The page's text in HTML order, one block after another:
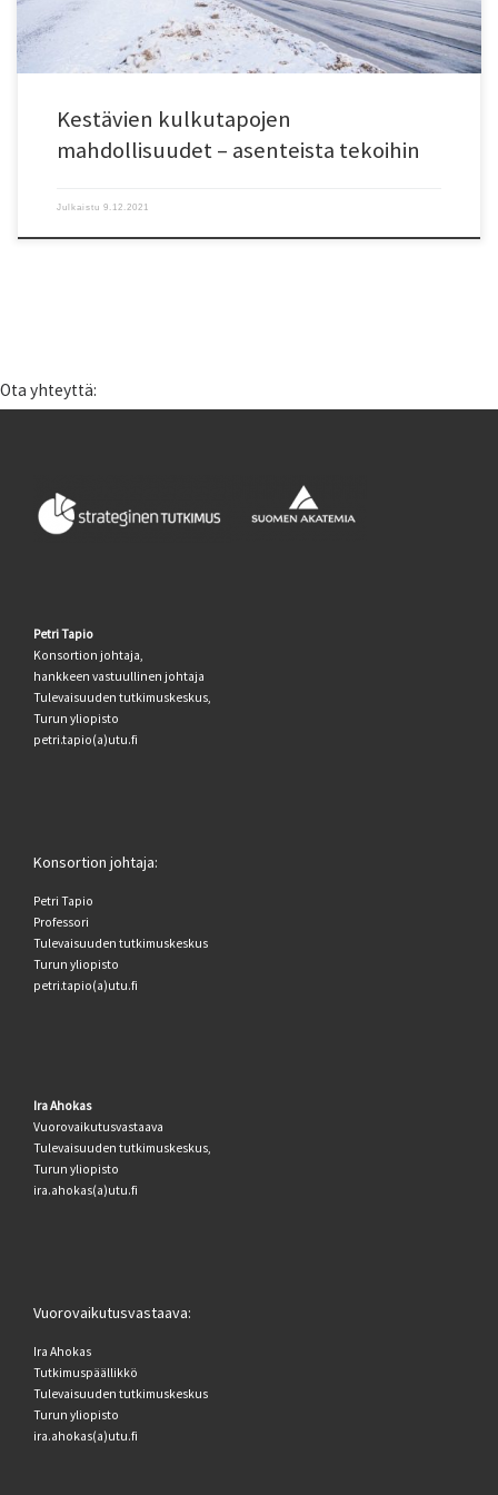
Kestävien kulkutapojen
mahdollisuudet – asenteista tekoihin
Julkaistu 9.12.2021
Ota yhteyttä:
Petri Tapio
Konsortion johtaja,
hankkeen vastuullinen johtaja
Tulevaisuuden tutkimuskeskus,
Turun yliopisto
petri.tapio(a)utu.fi
Konsortion johtaja:
Petri Tapio
Professori
Tulevaisuuden tutkimuskeskus
Turun yliopisto
petri.tapio(a)utu.fi
Ira Ahokas
Vuorovaikutusvastaava
Tulevaisuuden tutkimuskeskus,
Turun yliopisto
ira.ahokas(a)utu.fi
Vuorovaikutusvastaava:
Ira Ahokas
Tutkimuspäällikkö
Tulevaisuuden tutkimuskeskus
Turun yliopisto
ira.ahokas(a)utu.fi